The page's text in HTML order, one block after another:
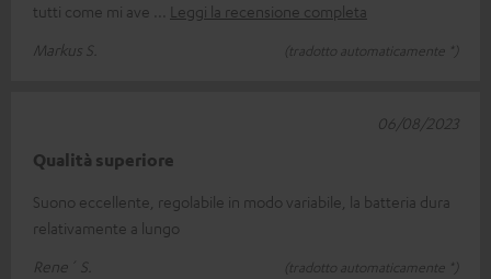
tutti come mi ave
Leggi la recensione completa
Markus S.
(tradotto automaticamente *)
Qualità superiore
Suono eccellente, regolabile in modo variabile, la batteria dura
relativamente a lungo
Rene´ S.
(tradotto automaticamente *)
06/08/2023